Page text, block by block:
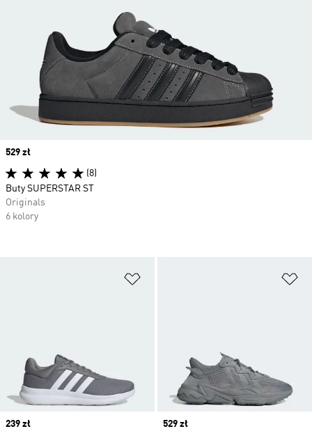
Price
239 zł
Price
529 zł
Price
529 zł
(8)
Buty SUPERSTAR ST
Originals
6 kolory